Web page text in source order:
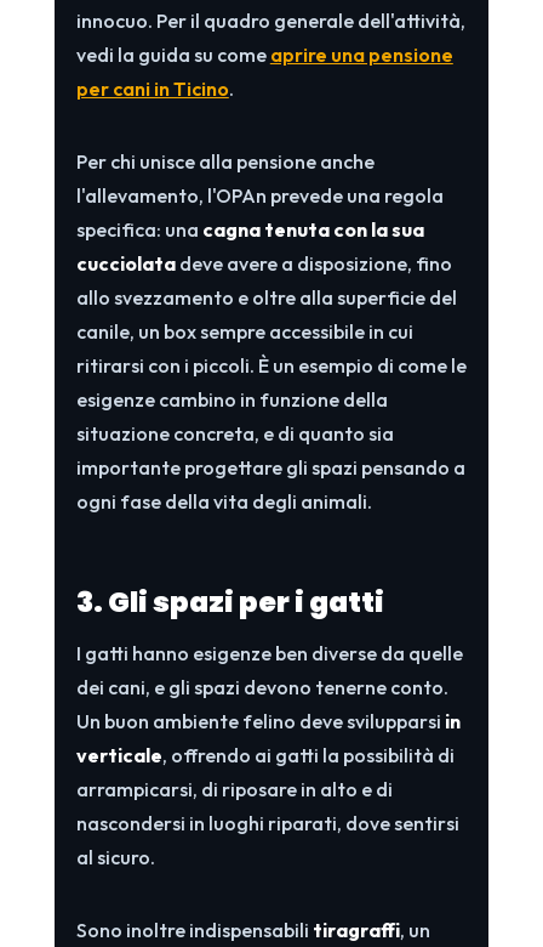
innocuo. Per il quadro generale dell'attività,
vedi la guida su come aprire una pensione
per cani in Ticino.
Per chi unisce alla pensione anche
l'allevamento, l'OPAn prevede una regola
specifica: una cagna tenuta con la sua
cucciolatadeve avere a disposizione, fino
allo svezzamento e oltre alla superficie del
canile, un box sempre accessibile in cui
ritirarsi con i piccoli. È un esempio di come le
esigenze cambino in funzione della
situazione concreta, e di quanto sia
importante progettare gli spazi pensando a
ogni fase della vita degli animali.
3. Gli spazi per i gatti
I gatti hanno esigenze ben diverse da quelle
dei cani, e gli spazi devono tenerne conto.
Un buon ambiente felino deve svilupparsi in
verticale, offrendo ai gatti la possibilità di
arrampicarsi, di riposare in alto e di
nascondersi in luoghi riparati, dove sentirsi
al sicuro.
Sono inoltre indispensabili tiragraffi, un